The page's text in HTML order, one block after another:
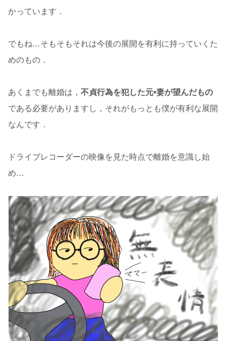
かっています．
でもね…そもそもそれは今後の展開を有利に持っていくた
めのもの．
あくまでも離婚は， 不貞行為を犯した元•妻が望んだもの
である必要がありますし，それがもっとも僕が有利な展開
なんです．
ドライブレコーダーの映像を見た時点で離婚を意識し始
め…